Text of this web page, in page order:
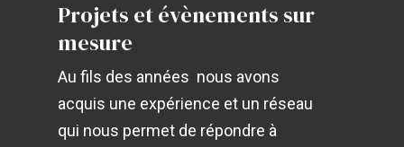
Projets etévènements sur
mesure
Au fils des années nous avons
acquis une expérience et un réseau
qui nous permet de répondre à